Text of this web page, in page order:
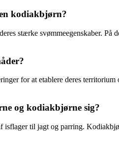
kodiakbjørn?
stærke svømmeegenskaber.
for at etablere deres
og kodiakbjørne sig?
til jagt og parring.